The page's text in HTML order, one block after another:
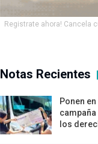
Registrate ahora! Cancela
Notas Recientes
Ponen
los